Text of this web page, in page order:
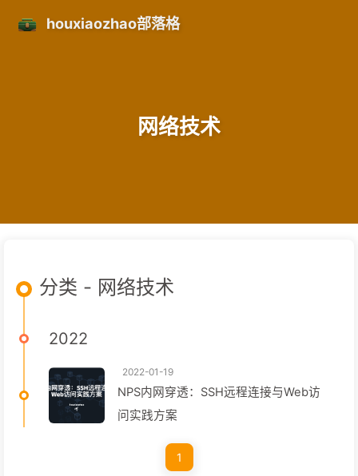
houxiaozhao部落格
网络技术
分类 - 网络技术
2022
2022-01-19
NPS内网穿透：SSH远程连接与Web访
问实践方案
1